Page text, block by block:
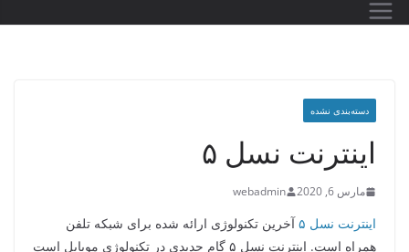
دسته‌بندی نشده
اینترنت نسل ۵
مارس 6, 2020 webadmin
اینترنت نسل ۵
آخرین تکنولوژی ارائه شده برای شبکه تلفن
همراه است. اینترنت نسل ۵ گام جدیدی در تکنولوژی موبایل است